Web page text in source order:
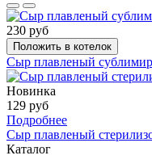
230 руб
Положить в котелок
Сыр плавленый
Новинка
129 руб
Подробнее
Сыр плавленый
Каталог